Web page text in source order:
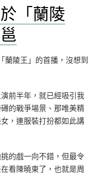
「蘭陵
蘭陵王」的首播，沒想到
前半年，就已經吸引我
的戰爭場景、那唯美精
，連服裝打扮都如此講
的戲一向不錯，但最令
看陳曉東了，也就是周